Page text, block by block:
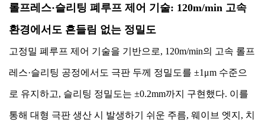
롤프레스·슬리팅 폐루프 제어 기술: 120m/min 고속
환경에서도 흔들림 없는 정밀도
고정밀 폐루프 제어 기술을 기반으로, 120m/min의 고속 롤프
레스·슬리팅 공정에서도 극판 두께 정밀도를 ±1μm 수준으
로 유지하고, 슬리팅 정밀도는 ±0.2mm까지 구현했다. 이를
통해 대형 극판 생산 시 발생하기 쉬운 주름, 웨이브 엣지, 치